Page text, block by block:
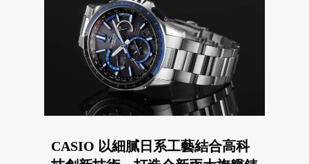
CASIO 以細膩日系工藝結合高科